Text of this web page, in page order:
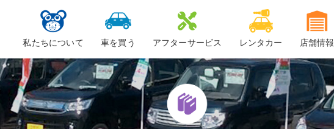
私たちについて
大嶋カーサービスについて
ハッピーちゃん
車を買う
新車
中古車・未使用車
アフターサービス
車検
整備・修理
レンタカー 店舗情報